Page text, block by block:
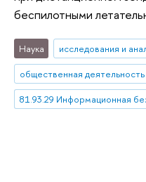
беспилотными
Наука исследования и
общественная деятельность